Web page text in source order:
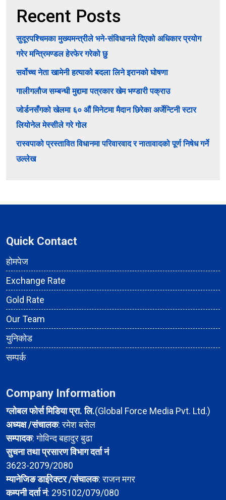
Recent Posts
सुदूरपश्चिमका मुख्यमन्त्रीले भने-संविधानले दिएको अधिकार प्रयोग
गरेर मन्त्रिमण्डल हेरफेर गरेको छु
सर्वोच्च नेता खामेनी हत्याको बदला लिने इरानको घोषणा
गालीगलौज सम्बन्धी मुद्दामा पत्रकार खेम भण्डारी पक्राउ
जोर्डनसँगको खेलमा ६० औं मिनेटमा मैदान छिरेका अर्जेन्टिनी स्टार
लियोनेल मेस्सीले गरे गोल
रास्वपाको प्रस्तावित विधानमा परिवारवाद र नातावादको पूर्ण निषेध गर्ने
उल्लेख
Quick Contact
होमपेज
Exchange Rate
Gold Rate
Our Team
युनिकोड
सम्पर्क
Company Information
ग्लोबल फोर्स मिडिया प्रा. लि.(Global Force Media Pvt. Ltd.)
अध्यक्ष /संचालक: रमेश बसेल
सम्पादक: गोविन्द बहादुर बुढा
सुचना तथा प्रसारण विभाग दर्ता नं
3623-2079/2080
म्यानेजिङ डाईरेक्टर /संचालक: राजन मगर
कम्पनी दर्ता नं: 295102/079/080